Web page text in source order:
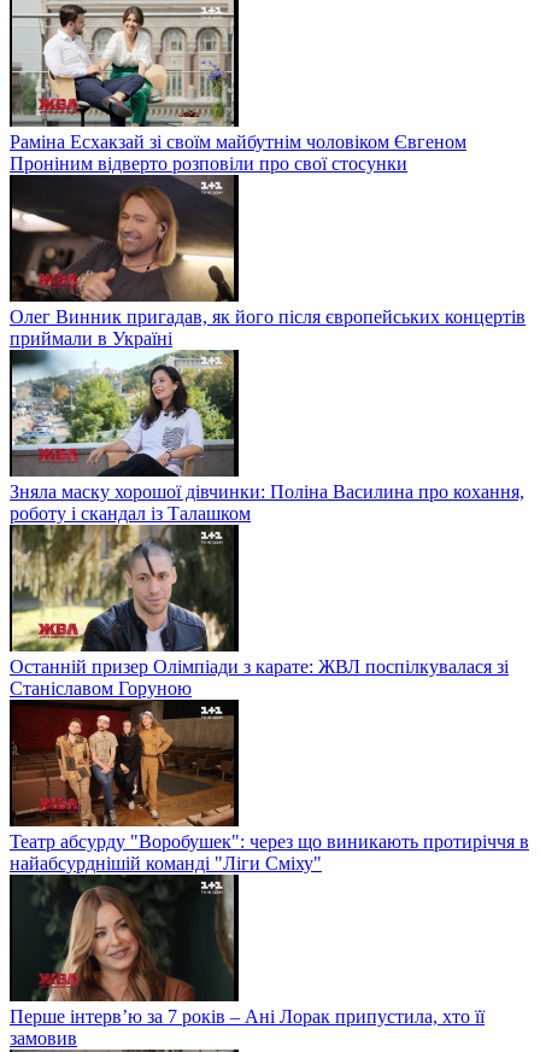
Раміна Есхакзай зі своїм майбутнім чоловіком Євгеном
Проніним відверто розповіли про свої стосунки
Олег Винник пригадав, як його після європейських концертів
приймали в Україні
Зняла маску хорошої дівчинки: Поліна Василина про кохання,
роботу і скандал із Талашком
Останній призер Олімпіади з карате: ЖВЛ поспілкувалася зі
Станіславом Горуною
Театр абсурду "Воробушек": через що виникають протиріччя в
найабсурднішій команді "Ліги Сміху"
Перше інтерв’ю за 7 років – Ані Лорак припустила, хто її
замовив